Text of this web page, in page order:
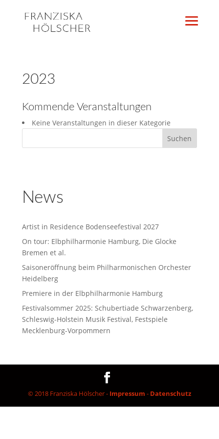
2023
Kommende Veranstaltungen
Keine Veranstaltungen in dieser Kategorie
News
Artist in Residence Bodenseefestival 2027
On tour: Elbphilharmonie Hamburg, Die Glocke
Bremen et al.
Saisoneröffnung beim Philharmonischen Orchester
Heidelberg
Premiere in der Elbphilharmonie Hamburg
Festivalsommer 2025: Schubertiade Schwarzenberg,
Schleswig-Holstein Musik Festival, Festspiele
Mecklenburg-Vorpommern
© 2018 Franziska Hölscher - Impressum - Datenschutz